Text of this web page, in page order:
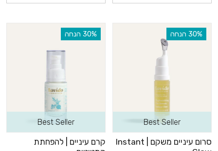
‫30% הנחה
Best Seller
סרום עיניים משקם | Instant
‫30% הנחה
Best Seller
קרם עיניים | להפחתת